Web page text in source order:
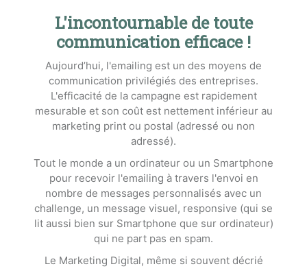
L'incontournable de toute
communication efficace !
Aujourd’hui, l'emailing est un des moyens de
communication privilégiés des entreprises.
L'efficacité de la campagne est rapidement
mesurable et son coût est nettement inférieur au
marketing print ou postal (adressé ou non
adressé).
Tout le monde a un ordinateur ou un Smartphone
pour recevoir l'emailing à travers l'envoi en
nombre de messages personnalisés avec un
challenge, un message visuel, responsive (qui se
lit aussi bien sur Smartphone que sur ordinateur)
qui ne part pas en spam.
Le Marketing Digital, même si souvent décrié